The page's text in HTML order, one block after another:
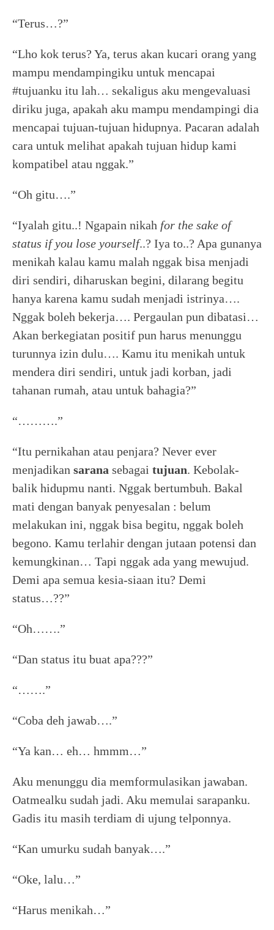
“Terus…?”
“Lho kok terus? Ya, terus akan kucari orang yang
mampu mendampingiku untuk mencapai
#tujuanku itu lah… sekaligus aku mengevaluasi
diriku juga, apakah aku mampu mendampingi dia
mencapai tujuan-tujuan hidupnya. Pacaran adalah
cara untuk melihat apakah tujuan hidup kami
kompatibel atau nggak.”
“Oh gitu….”
“Iyalah gitu..! Ngapain nikah for the sake of
status if you lose yourself..? Iya to..? Apa gunanya
menikah kalau kamu malah nggak bisa menjadi
diri sendiri, diharuskan begini, dilarang begitu
hanya karena kamu sudah menjadi istrinya….
Nggak boleh bekerja…. Pergaulan pun dibatasi…
Akan berkegiatan positif pun harus menunggu
turunnya izin dulu…. Kamu itu menikah untuk
mendera diri sendiri, untuk jadi korban, jadi
tahanan rumah, atau untuk bahagia?”
“……….”
“Itu pernikahan atau penjara? Never ever
menjadikan sarana sebagai tujuan. Kebolak-
balik hidupmu nanti. Nggak bertumbuh. Bakal
mati dengan banyak penyesalan : belum
melakukan ini, nggak bisa begitu, nggak boleh
begono. Kamu terlahir dengan jutaan potensi dan
kemungkinan… Tapi nggak ada yang mewujud.
Demi apa semua kesia-siaan itu? Demi
status…??”
“Oh…….”
“Dan status itu buat apa???”
“…….”
“Coba deh jawab….”
“Ya kan… eh… hmmm…”
Aku menunggu dia memformulasikan jawaban.
Oatmealku sudah jadi. Aku memulai sarapanku.
Gadis itu masih terdiam di ujung telponnya.
“Kan umurku sudah banyak….”
“Oke, lalu…”
“Harus menikah…”